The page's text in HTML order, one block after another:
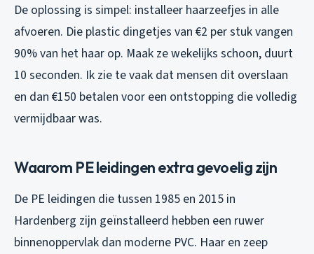
De oplossing is simpel: installeer haarzeefjes in alle
afvoeren. Die plastic dingetjes van €2 per stuk vangen
90% van het haar op. Maak ze wekelijks schoon, duurt
10 seconden. Ik zie te vaak dat mensen dit overslaan
en dan €150 betalen voor een ontstopping die volledig
vermijdbaar was.
Waarom PE leidingen extra gevoelig zijn
De PE leidingen die tussen 1985 en 2015 in
Hardenberg zijn geïnstalleerd hebben een ruwer
binnenoppervlak dan moderne PVC. Haar en zeep